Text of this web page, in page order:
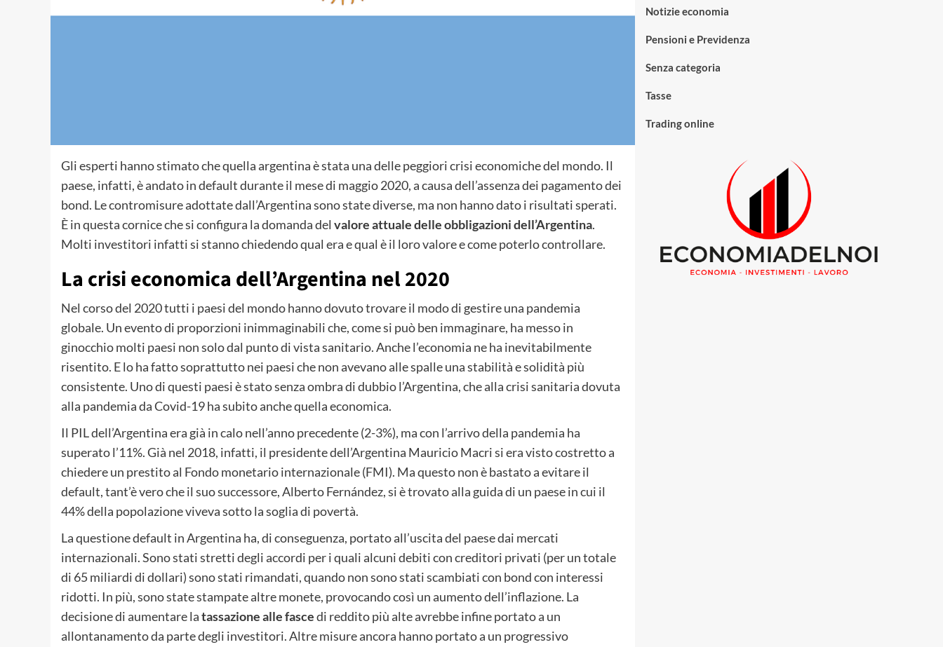
Gli esperti hanno stimato che quella argentina è stata una delle peggiori crisi economiche del mondo. Il
paese, infatti, è andato in default durante il mese di maggio 2020, a causa dell’assenza dei pagamento dei
bond. Le contromisure adottate dall’Argentina sono state diverse, ma non hanno dato i risultati sperati.
È in questa cornice che si configura la domanda del valore attuale delle obbligazioni dell’Argentina.
Molti investitori infatti si stanno chiedendo qual era e qual è il loro valore e come poterlo controllare.
La crisi economica dell’Argentina nel 2020
Nel corso del 2020 tutti i paesi del mondo hanno dovuto trovare il modo di gestire una pandemia
globale. Un evento di proporzioni inimmaginabili che, come si può ben immaginare, ha messo in
ginocchio molti paesi non solo dal punto di vista sanitario. Anche l’economia ne ha inevitabilmente
risentito. E lo ha fatto soprattutto nei paesi che non avevano alle spalle una stabilità e solidità più
consistente. Uno di questi paesi è stato senza ombra di dubbio l’Argentina, che alla crisi sanitaria dovuta
alla pandemia da Covid-19 ha subito anche quella economica.
Il PIL dell’Argentina era già in calo nell’anno precedente (2-3%), ma con l’arrivo della pandemia ha
superato l’11%. Già nel 2018, infatti, il presidente dell’Argentina Mauricio Macri si era visto costretto a
chiedere un prestito al Fondo monetario internazionale (FMI). Ma questo non è bastato a evitare il
default, tant’è vero che il suo successore, Alberto Fernández, si è trovato alla guida di un paese in cui il
44% della popolazione viveva sotto la soglia di povertà.
La questione default in Argentina ha, di conseguenza, portato all’uscita del paese dai mercati
internazionali. Sono stati stretti degli accordi per i quali alcuni debiti con creditori privati (per un totale
di 65 miliardi di dollari) sono stati rimandati, quando non sono stati scambiati con bond con interessi
ridotti. In più, sono state stampate altre monete, provocando così un aumento dell’inflazione. La
decisione di aumentare latassazione alle fascedi reddito più alte avrebbe infine portato a un
allontanamento da parte degli investitori. Altre misure ancora hanno portato a un progressivo
Notizie economia
Pensioni e Previdenza
Senza categoria
Tasse
Trading online